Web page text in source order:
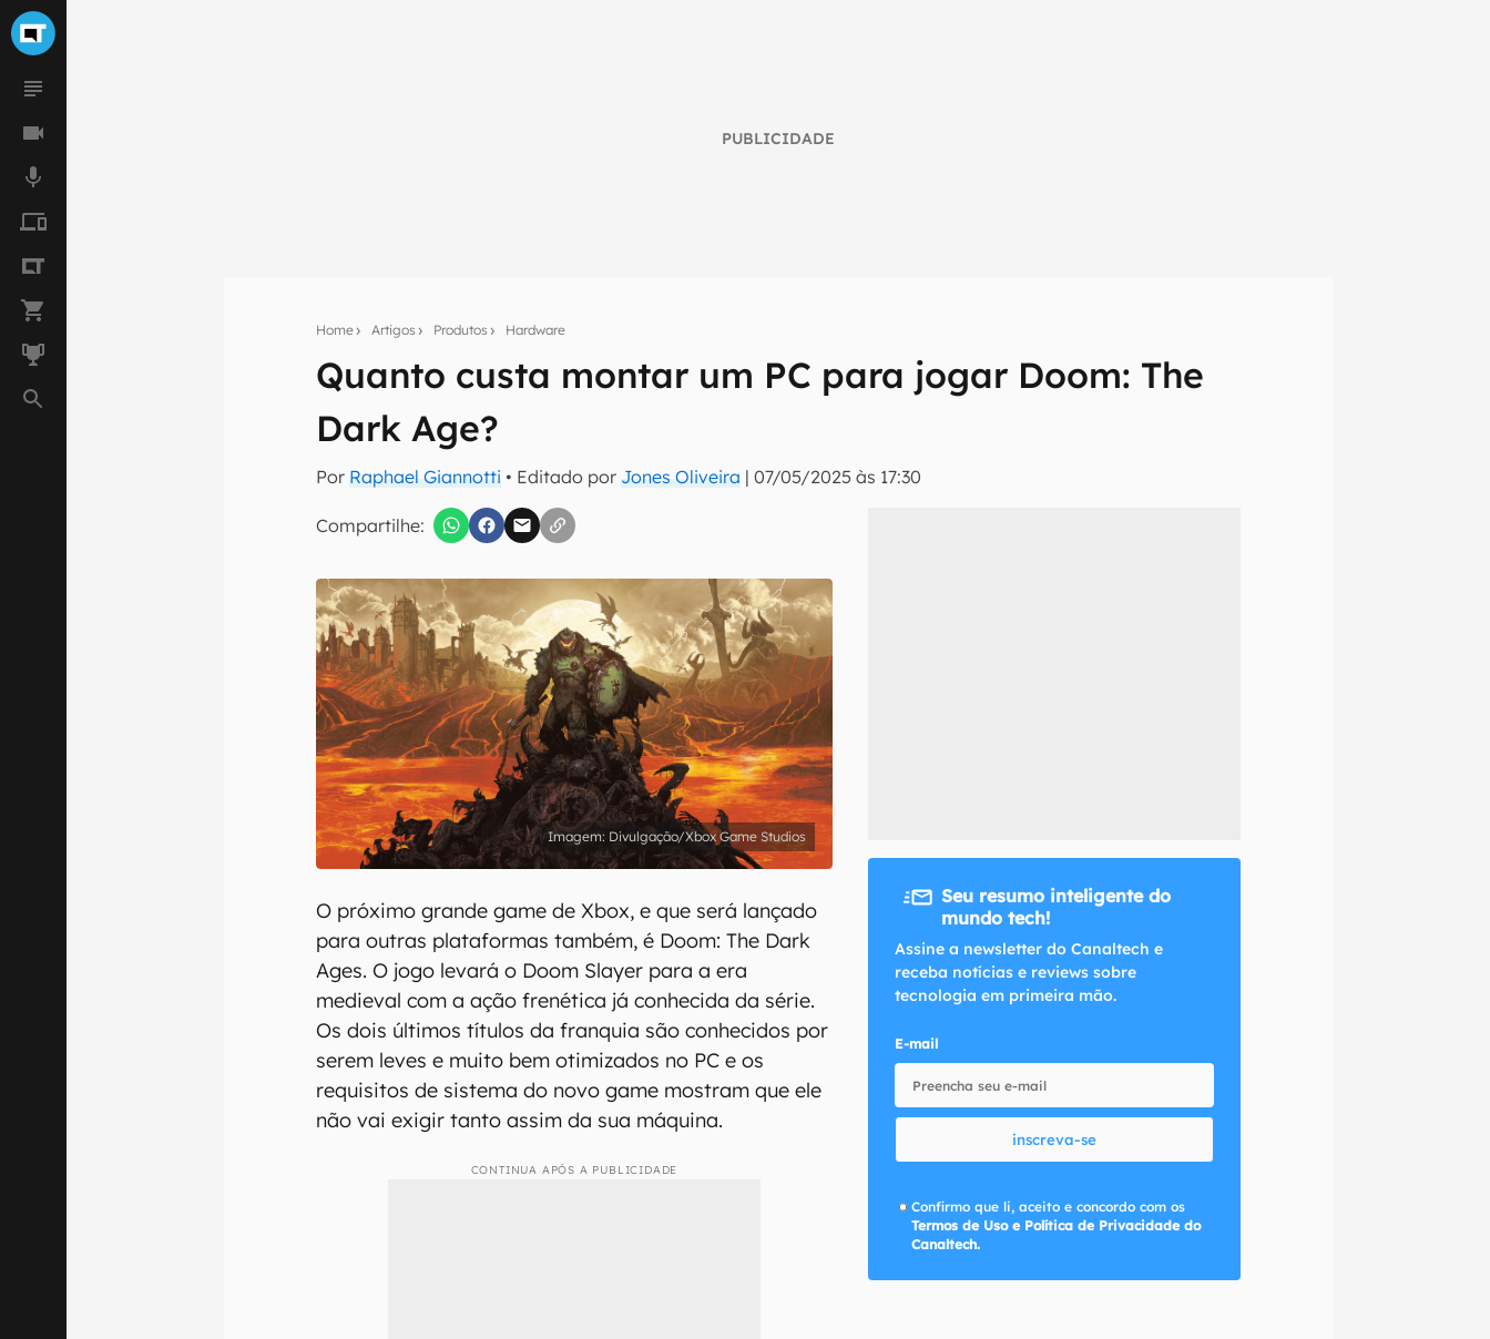
PUBLICIDADE
Home Artigos Produtos Hardware
Quanto custa montar um PC para jogar Doom: The
Dark Age?
Por Raphael Giannotti • Editado por Jones Oliveira |07/05/2025 às 17:30
Compartilhe:
Assine a newsletter do Canaltech e receba notícias e reviews sobre tecnologia em primeira
inscreva-se
Confirmo que li, aceito e concordo com os Termos de Uso e Política de Privacidade do Canaltech.
Divulgação/Xbox Game Studios
O próximo grande game de Xbox, e que será lançado
para outras plataformas também, é Doom: The Dark
Ages. O jogo levará o Doom Slayer para a era
medieval com a ação frenética já conhecida da série.
Os dois últimos títulos da franquia são conhecidos por
serem leves e muito bem otimizados no PC e os
requisitos de sistema do novo game mostram que ele
não vai exigir tanto assim da sua máquina.
CONTINUA APÓS A PUBLICIDADE
Seu resumo inteligente do
mundo tech!
Assine a newsletter do Canaltech e
receba notícias e reviews sobre
tecnologia em primeira mão.
E-mail
inscreva-se
Confirmo que li, aceito e concordo com os
Termos de Uso e Política de Privacidade do
Canaltech.